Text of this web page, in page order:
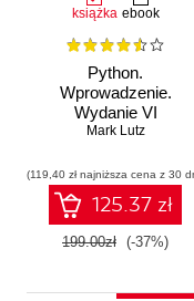
książka ebook
Python.
Wprowadzenie.
Wydanie VI
Mark Lutz
(119,40 zł najniższa cena z 30
125.37 zł
199.00zł (-37%)